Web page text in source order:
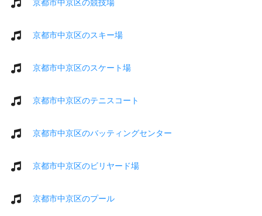
京都市中京区の競技場
京都市中京区のスキー場
京都市中京区のスケート場
京都市中京区のテニスコート
京都市中京区のバッティングセンター
京都市中京区のビリヤード場
京都市中京区のプール